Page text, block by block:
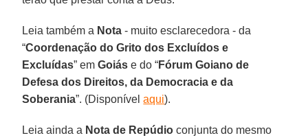
Leia também a Nota - muito esclarecedora - da
“Coordenação do Grito dos Excluídos e
Excluídas” emGoiás e do “Fórum Goiano de
Defesa dos Direitos, da Democracia e da
Soberania”. (Disponívelaqui).
Leia ainda a Nota de Repúdio conjunta do mesmo